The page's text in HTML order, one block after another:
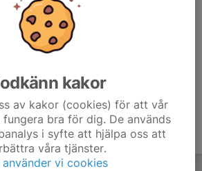
kakor
av kakor (cookies) för att vår
bra för dig. De används
i syfte att hjälpa oss att
våra tjänster.
använder vi cookies